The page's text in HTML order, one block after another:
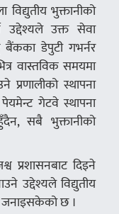
भुक्तानीको
उद्देश्यले उक्त सेवा
बैंकका डेपुटी गभर्नर
वास्तविक समयमा
स्थापना
गेटवे स्थापना
सबै भुक्तानीको
प्रशासनबाट दिइने
उद्देश्यले विद्युतीय
जनाइसकेको छ ।